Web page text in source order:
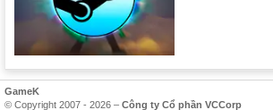
GameK
© Copyright 2007 - 2026 – Công ty Cổ phần VCCorp